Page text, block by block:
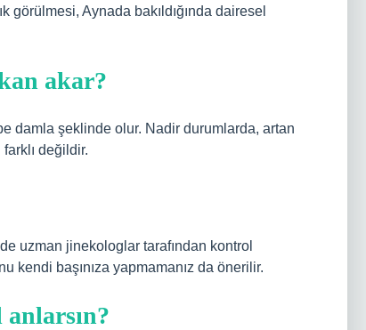
görülmesi, Aynada bakıldığında dairesel
akar?
damla şeklinde olur. Nadir durumlarda, artan
değildir.
uzman jinekologlar tarafından kontrol
kendi başınıza yapmamanız da önerilir.
anlarsın?